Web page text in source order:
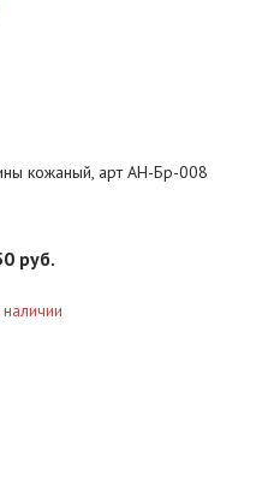
кожаный, арт АН-Бр-008
руб.